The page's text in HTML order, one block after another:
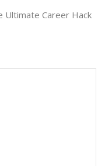
Ultimate Career Hack